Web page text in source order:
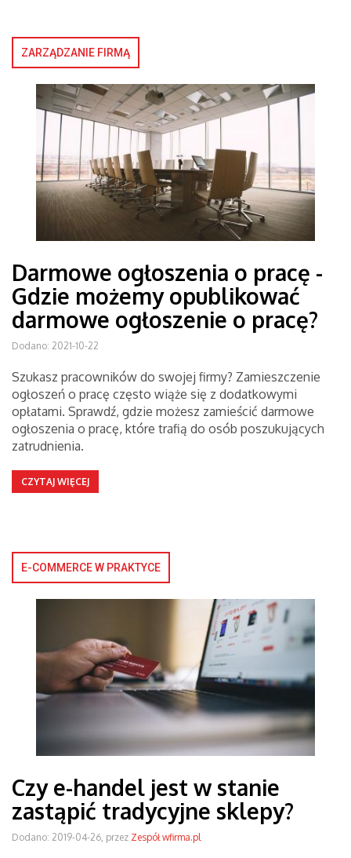
ZARZĄDZANIE FIRMĄ
Darmowe ogłoszenia o pracę -
Gdzie możemy opublikować
darmowe ogłoszenie o pracę?
Dodano: 2021-10-22
Szukasz pracowników do swojej firmy? Zamieszczenie
ogłoszeń o pracę często wiąże się z dodatkowymi
opłatami. Sprawdź, gdzie możesz zamieścić darmowe
ogłoszenia o pracę, które trafią do osób poszukujących
zatrudnienia.
CZYTAJ WIĘCEJ
E-COMMERCE W PRAKTYCE
Czy e-handel jest w stanie
zastąpić tradycyjne sklepy?
Dodano: 2019-04-26, przez Zespół wfirma.pl